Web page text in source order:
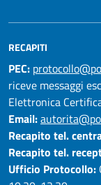
RECAPITI
PEC:
riceve messaggi
Elettronica
Email:
Recapito tel.
Recapito tel.
Ufficio Protocollo: